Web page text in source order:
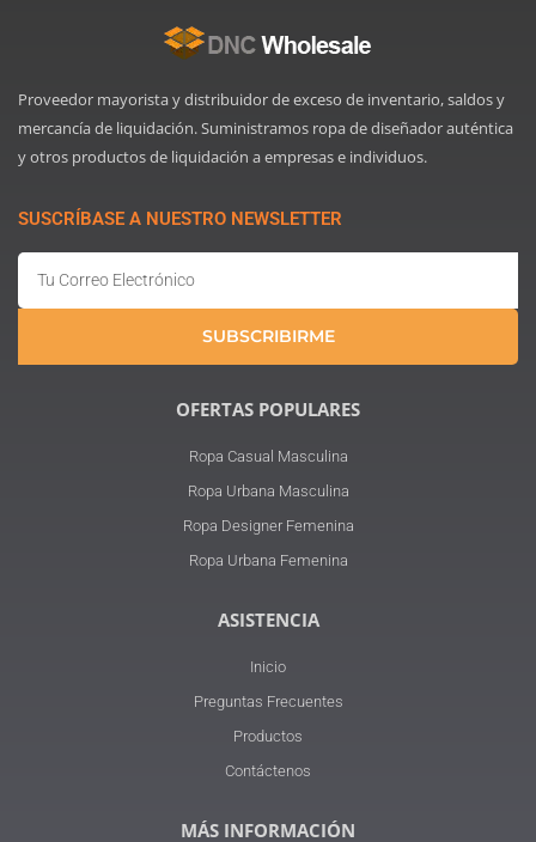
Proveedor mayorista y distribuidor de exceso de inventario, saldos y
mercancía de liquidación. Suministramos ropa de diseñador auténtica
y otros productos de liquidación a empresas e individuos.
SUSCRÍBASE A NUESTRO NEWSLETTER
SUBSCRIBIRME
OFERTAS POPULARES
Ropa Casual Masculina
Ropa Urbana Masculina
Ropa Designer Femenina
Ropa Urbana Femenina
ASISTENCIA
Inicio
Preguntas Frecuentes
Productos
Contáctenos
MÁS INFORMACIÓN